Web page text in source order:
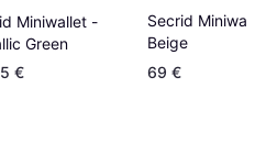
Miniwallet -
Green
€
Secrid
Beige
69 €